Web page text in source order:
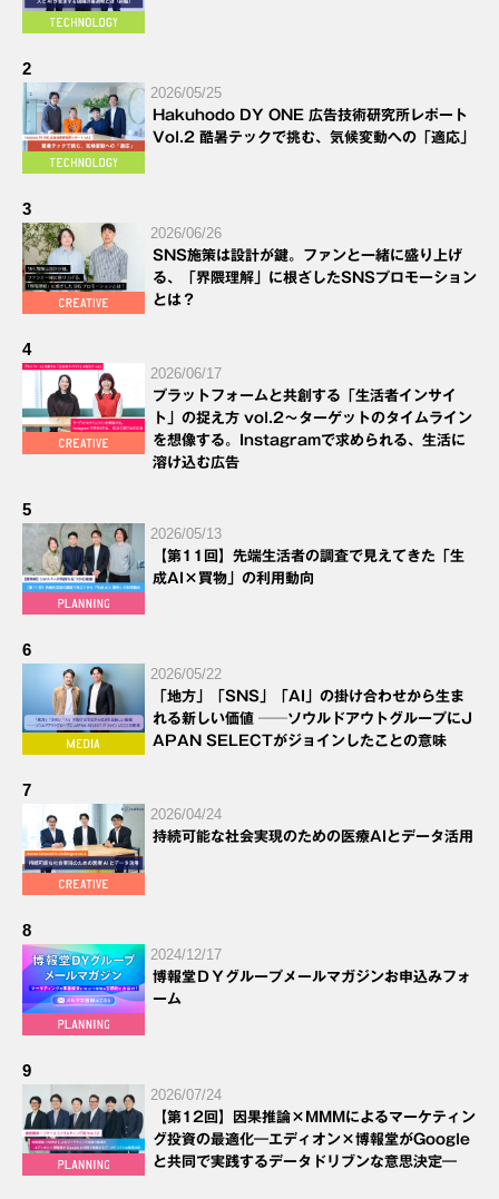
2
2026/05/25
Hakuhodo DY ONE 広告技術研究所レポート
Vol.2 酷暑テックで挑む、気候変動への「適応」
3
2026/06/26
SNS施策は設計が鍵。ファンと一緒に盛り上げ
る、「界隈理解」に根ざしたSNSプロモーション
とは？
4
2026/06/17
プラットフォームと共創する「生活者インサイ
ト」の捉え方 vol.2～ターゲットのタイムライン
を想像する。Instagramで求められる、生活に
溶け込む広告
5
2026/05/13
【第11回】先端生活者の調査で見えてきた「生
成AI×買物」の利用動向
6
2026/05/22
「地方」「SNS」「AI」の掛け合わせから生ま
れる新しい価値 ──ソウルドアウトグループにJ
APAN SELECTがジョインしたことの意味
7
2026/04/24
持続可能な社会実現のための医療AIとデータ活用
8
2024/12/17
博報堂ＤＹグループメールマガジンお申込みフォ
ーム
9
2026/07/24
【第12回】因果推論×MMMによるマーケティン
グ投資の最適化―エディオン×博報堂がGoogle
と共同で実践するデータドリブンな意思決定―